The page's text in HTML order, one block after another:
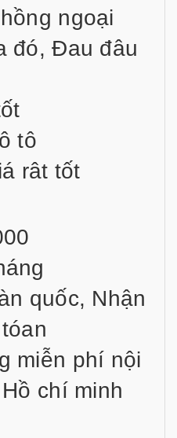
ngoại
đó, Đau đâu
tô
rât tốt
quốc, Nhận
miễn phí nội
chí minh